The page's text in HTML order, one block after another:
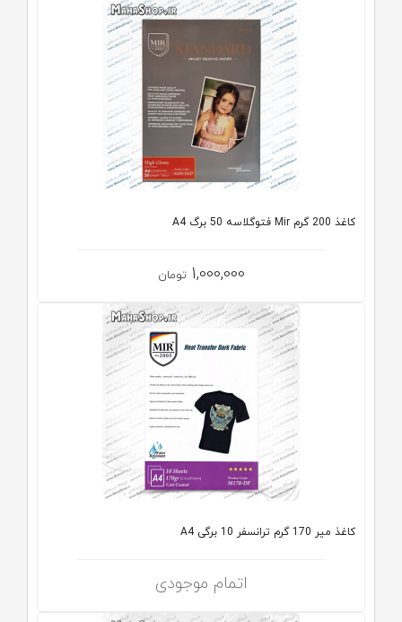
کاغذ 200 گرم Mir فتوگلاسه 50 برگ A4
1,000,000 تومان
کاغذ میر 170 گرم ترانسفر 10 برگی A4
اتمام موجودی